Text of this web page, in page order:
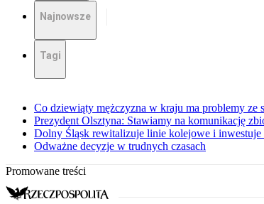
Najnowsze
Tagi
Co dziewiąty mężczyzna w kraju ma problemy ze
Prezydent Olsztyna: Stawiamy na komunikację
Dolny Śląsk rewitalizuje linie kolejowe i inwestuje
Odważne decyzje w trudnych czasach
Promowane treści